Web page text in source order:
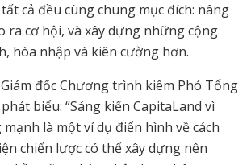
cả đều cùng chung mục đích: nâng
ra cơ hội, và xây dựng những cộng
hòa nhập và kiên cường hơn.
đốc Chương trình kiêm Phó Tổng
biểu: “Sáng kiến CapitaLand vì
là một ví dụ điển hình về cách
chiến lược có thể xây dựng nên